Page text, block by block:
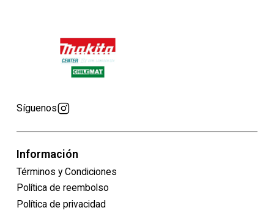
Síguenos
Información
Términos y Condiciones
Política de reembolso
Política de privacidad